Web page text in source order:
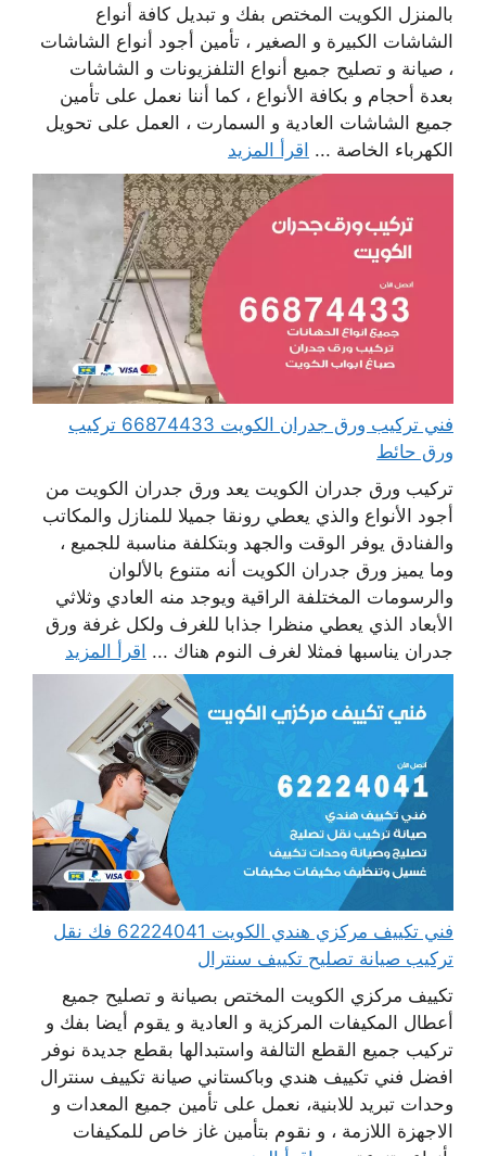
بالمنزل الكويت المختص بفك و تبديل كافة أنواع
الشاشات الكبيرة و الصغير ، تأمين أجود أنواع الشاشات
، صيانة و تصليح جميع أنواع التلفزيونات و الشاشات
بعدة أحجام و بكافة الأنواع ، كما أننا نعمل على تأمين
جميع الشاشات العادية و السمارت ، العمل على تحويل
الكهرباء الخاصة ... اقرأ المزيد
فني تركيب ورق جدران الكويت 66874433 تركيب
ورق حائط
تركيب ورق جدران الكويت يعد ورق جدران الكويت من
أجود الأنواع والذي يعطي رونقا جميلا للمنازل والمكاتب
والفنادق يوفر الوقت والجهد وبتكلفة مناسبة للجميع ،
وما يميز ورق جدران الكويت أنه متنوع بالألوان
والرسومات المختلفة الراقية ويوجد منه العادي وثلاثي
الأبعاد الذي يعطي منظرا جذابا للغرف ولكل غرفة ورق
جدران يناسبها فمثلا لغرف النوم هناك ... اقرأ المزيد
فني تكييف مركزي هندي الكويت 62224041 فك نقل
تركيب صيانة تصليح تكييف سنترال
تكييف مركزي الكويت المختص بصيانة و تصليح جميع
أعطال المكيفات المركزية و العادية و يقوم أيضا بفك و
تركيب جميع القطع التالفة واستبدالها بقطع جديدة نوفر
افضل فني تكييف هندي وباكستاني صيانة تكييف سنترال
وحدات تبريد للابنية، نعمل على تأمين جميع المعدات و
الاجهزة اللازمة ، و نقوم بتأمين غاز خاص للمكيفات